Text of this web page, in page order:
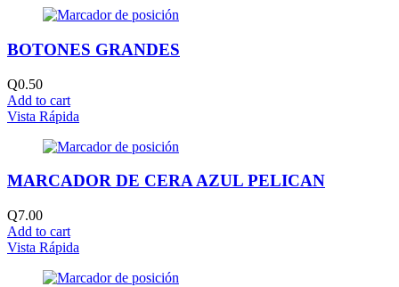
BOTONES GRANDES
Q0.50
Add to cart
Vista Rápida
MARCADOR DE CERA AZUL PELICAN
Q7.00
Add to cart
Vista Rápida